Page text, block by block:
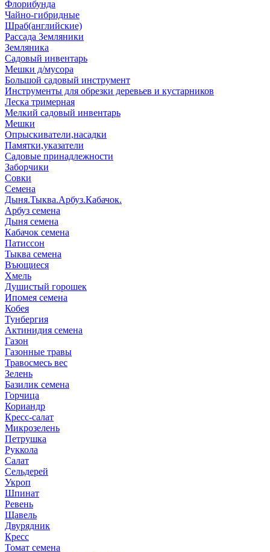
Флорибунда
Чайно-гибридные
Шраб(английские)
Рассада Земляники
Земляника
Садовый инвентарь
Мешки д/мусора
Большой садовый инструмент
Инструменты для обрезки деревьев и кустарников
Леска тримерная
Мелкий садовый инвентарь
Мешки
Опрыскиватели,насадки
Памятки,указатели
Садовые принадлежности
Заборчики
Совки
Семена
Дыня.Тыква.Арбуз.Кабачок.
Арбуз семена
Дыня семена
Кабачок семена
Патиссон
Тыква семена
Въющиеся
Хмель
Душистый горошек
Ипомея семена
Кобея
Тунбергия
Актинидия семена
Газон
Газонные травы
Травосмесь вес
Зелень
Базилик семена
Горчица
Кориандр
Кресс-салат
Микрозелень
Петрушка
Руккола
Салат
Сельдерей
Укроп
Шпинат
Ревень
Щавель
Двурядник
Кресс
Томат семена